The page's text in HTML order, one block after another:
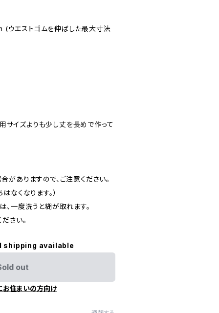
ウエストゴムを伸ばした最大寸法
イズよりも少し丈を長めで作って
ありますので、ご注意ください。
なくなります。）
一度洗うと糊が取れます。
さい。
shipping available
out
お住まいの方向け